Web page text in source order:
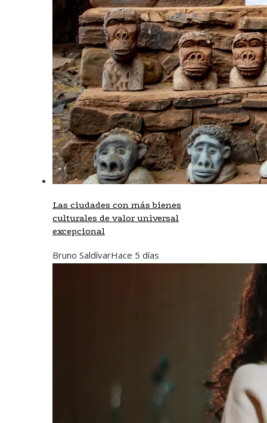
Las ciudades con más bienes
culturales de valor universal
excepcional
Bruno SaldívarHace 5 días